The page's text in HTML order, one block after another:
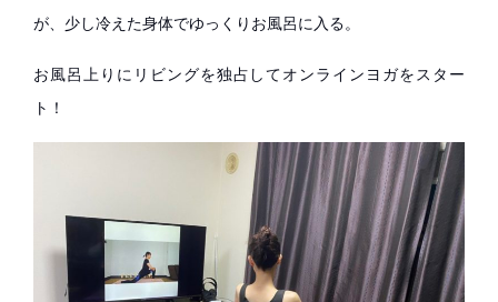
が、少し冷えた身体でゆっくりお風呂に入る。
お風呂上りにリビングを独占してオンラインヨガをスター
ト！